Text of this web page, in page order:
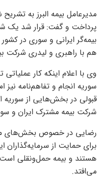
مدیرعامل بیمه البرز به
پرداخت و گفت: قرار شد یک
بیمه‌گر ایرانی و سوری در
هم با راهبری و لیدری شرکت
وی با اعلام اینکه کار
سوریه انجام و تفاهم‌نامه
قبولی در بخش‌هایی از
شرکت بیمه مشترک ایران و
رضایی در خصوص بخش‌های
برای حمایت از
هستند و بیمه حمل‌ونقلی است
می‌افتد.